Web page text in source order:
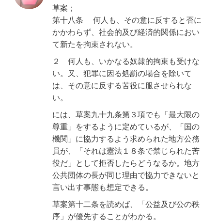
草案；
第十八条 何人も、その意に反すると否に
かかわらず、社会的及び経済的関係におい
て新たを拘束されない。
２ 何人も、いかなる奴隷的拘束も受けな
い。又、犯罪に因る処罰の場合を除いて
は、その意に反する苦役に服させられな
い。
には、草案九十九条第３項でも「最大限の
尊重」をするように定めているが、「国の
機関」に協力するよう求められた地方公務
員が、「それは憲法１８条で禁じられた苦
役だ」として拒否したらどうなるか。地方
公共団体の長が同じ理由で協力できないと
言い出す事態も想定できる。
草案第十二条を読めば、「公益及び公の秩
序」が優先することがわかる。